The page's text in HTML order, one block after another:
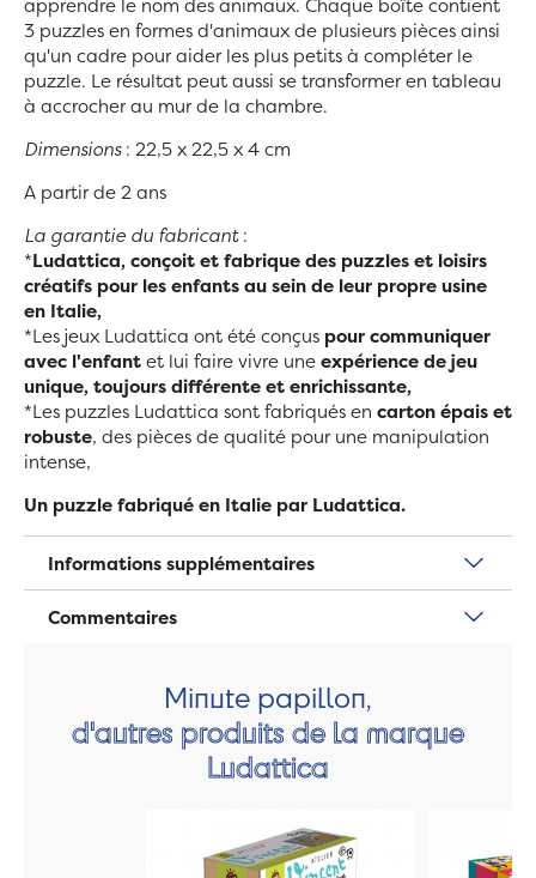
apprendre le nom des animaux. Chaque boîte contient
3 puzzles en formes d'animaux de plusieurs pièces ainsi
qu'un cadre pour aider les plus petits à compléter le
puzzle. Le résultat peut aussi se transformer en tableau
à accrocher au mur de la chambre.
Dimensions: 22,5 x 22,5 x 4 cm
A partir de 2 ans
La garantie du fabricant:
*Ludattica, conçoit et fabrique des puzzles et loisirs
créatifs pour les enfants au sein de leur propre usine
en Italie,
*Les jeux Ludattica ont été conçus pour communiquer
avec l'enfantet lui faire vivre uneexpérience de jeu
unique, toujours différente et enrichissante,
*Les puzzles Ludattica sont fabriqués en carton épais et
robuste, des pièces de qualité pour une manipulation
intense,
Un puzzle fabriqué en Italie par Ludattica.
Informations supplémentaires
Commentaires
Minute papillon,
d'autres produits de la marque
Ludattica